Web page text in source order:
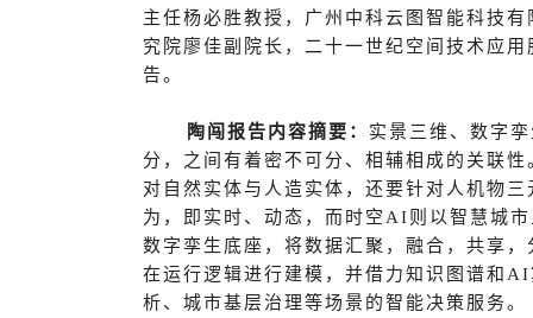
主任杨必胜教授，广州中科云图智能科技
究院廖佳副院长，二十一世纪空间技术应
告。
陶闯 报告内容摘要： 实景三维、数字
分，之间有着密不可分、相辅相成的关联
对自然实体与人造实体，还要针对人机物
为，即实时、动态，而时空AI则以智慧城
数字孪生底座，将数据汇聚，融合，共享
在运行逻辑进行建模，并借力知识图谱和
析、城市基层治理等场景的智能决策服务。